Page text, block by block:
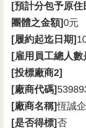
[預計分包予原
團體之金額]0元
[履約起迄日期]
[雇用員工總人
[投標廠商2]
[廠商代碼]
[廠商名稱]恆誠
[是否得標]否